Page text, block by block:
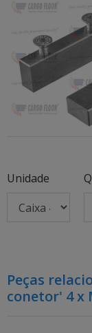
Unidade
Peças
conetor' 4 x